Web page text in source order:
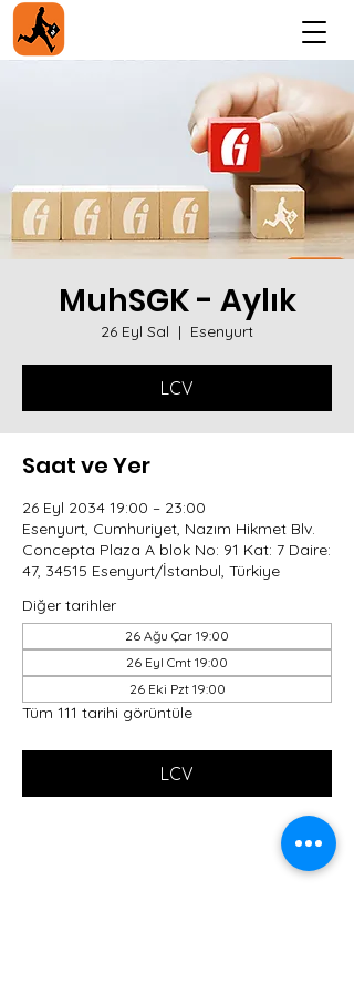
MuhSGK - Aylık
26 Eyl Sal
  |
Esenyurt
LCV
Saat ve Yer
26 Eyl 2034 19:00 – 23:00
Esenyurt, Cumhuriyet, Nazım Hikmet Blv.
Concepta Plaza A blok No: 91 Kat: 7 Daire:
47, 34515 Esenyurt/İstanbul, Türkiye
Diğer tarihler
26 Ağu Çar 19:00
26 Eyl Cmt 19:00
26 Eki Pzt 19:00
Tüm 111 tarihi görüntüle
LCV